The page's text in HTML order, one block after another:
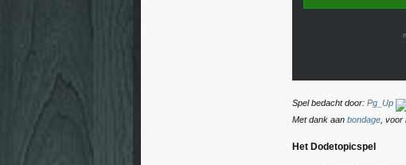
Spel bedacht door: Pg_Up
Met dank aan bondage ,
Het DodetopicspeI